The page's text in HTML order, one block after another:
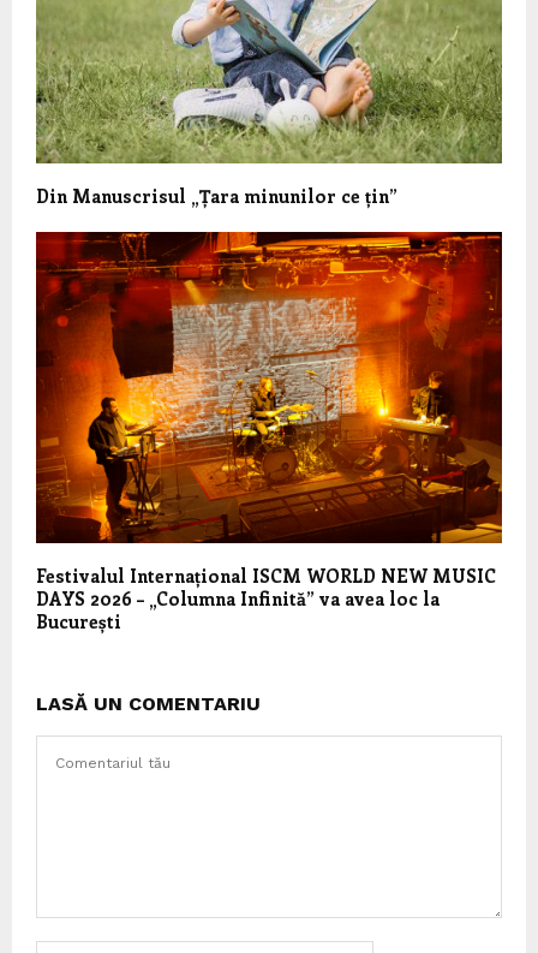
Din Manuscrisul „Țara minunilor ce țin”
Festivalul Internațional ISCM WORLD NEW MUSIC
DAYS 2026 – „Columna Infinită” va avea loc la
București
LASĂ UN COMENTARIU